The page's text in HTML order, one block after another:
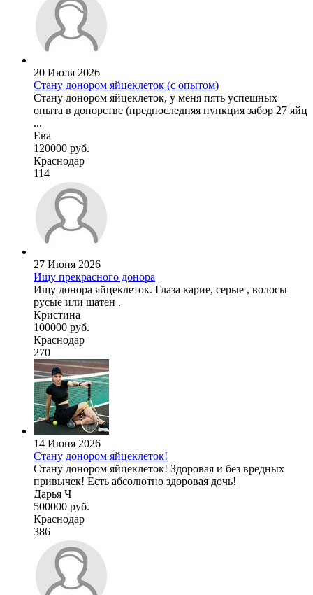
20 Июля 2026
Стану донором яйцеклеток (с опытом)
Стану донором яйцеклеток, у меня пять успешных
опыта в донорстве (предпоследняя пункция забор 27 яйц
...
Ева
120000 руб.
Краснодар
114
27 Июня 2026
Ищу прекрасного донора
Ищу донора яйцеклеток. Глаза карие, серые , волосы
русые или шатен .
Кристина
100000 руб.
Краснодар
270
14 Июня 2026
Стану донором яйцеклеток!
Стану донором яйцеклеток! Здоровая и без вредных
привычек! Есть абсолютно здоровая дочь!
Дарья Ч
500000 руб.
Краснодар
386